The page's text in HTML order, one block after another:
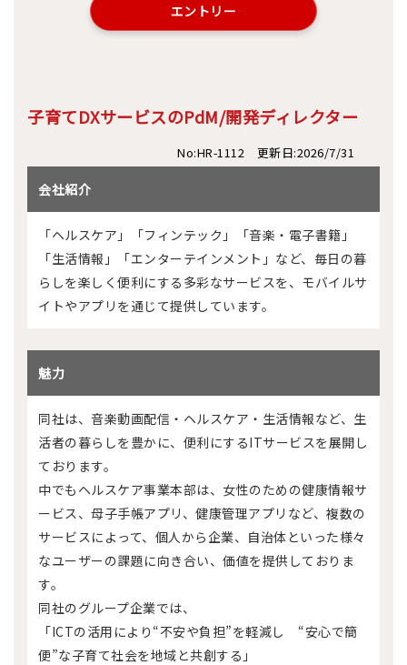
エントリー
子育てDXサービスのPdM/開発ディレクター
No:HR-1112 更新日:2026/7/31
会社紹介
「ヘルスケア」「フィンテック」「音楽・電子書籍」
「生活情報」「エンターテインメント」など、毎日の暮
らしを楽しく便利にする多彩なサービスを、モバイルサ
イトやアプリを通じて提供しています。
魅力
同社は、音楽動画配信・ヘルスケア・生活情報など、生
活者の暮らしを豊かに、便利にするITサービスを展開し
ております。
中でもヘルスケア事業本部は、女性のための健康情報サ
ービス、母子手帳アプリ、健康管理アプリなど、複数の
サービスによって、個人から企業、自治体といった様々
なユーザーの課題に向き合い、価値を提供しておりま
す。
同社のグループ企業では、
「ICTの活用により“不安や負担”を軽減し “安心で簡
便”な子育て社会を地域と共創する」